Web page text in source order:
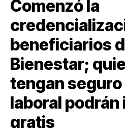
Comenzó la
beneficiarios
Bienestar;
tengan
laboral podrán
gratis